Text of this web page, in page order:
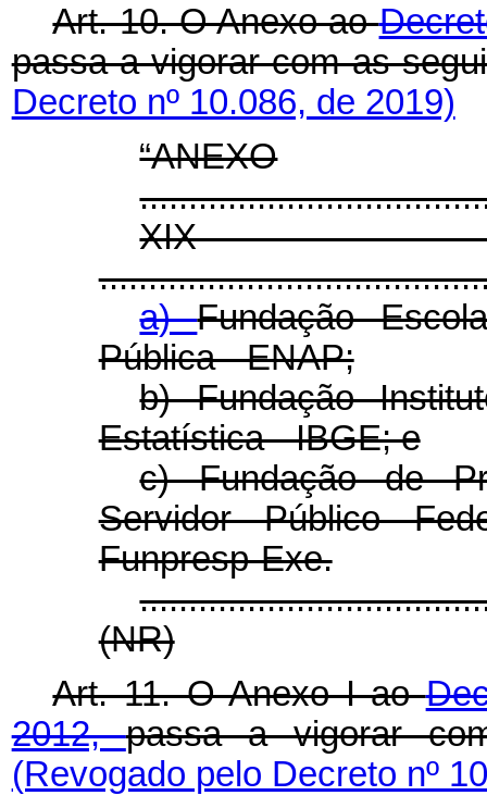
Art. 10. O Anexo ao
passa a vigorar com as
Decreto nº 10.086, de 2019)
“ANEXO
a)Fundação
Pública - ENAP;
b) Fundação
Estatística - IBGE; e
c) Fundação de
Servidor Público
Funpresp-Exe.
(NR)
Art. 11. O Anexo I ao
2012,passa a vigorar
(Revogado pelo Decreto nº